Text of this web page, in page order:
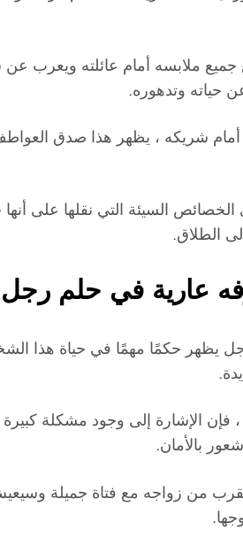
جميع ملابسه أمام عائلته ويعرب
حياته وتدهوره.
شريكه ، يظهر هذا صدق
السيئة التي نقلها على
الطلاق.
عارية في حلم رجل
حكمًا مهمًا في حياة هذا
الإشارة إلى وجود مشكلة كبيرة
بالأمان.
من زواجه مع فتاة جميلة